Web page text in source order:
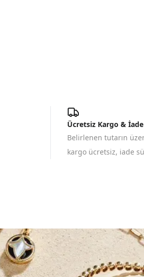
Ücretsiz Kargo & İade
Belirlenen tutarın
kargo ücretsiz, iade